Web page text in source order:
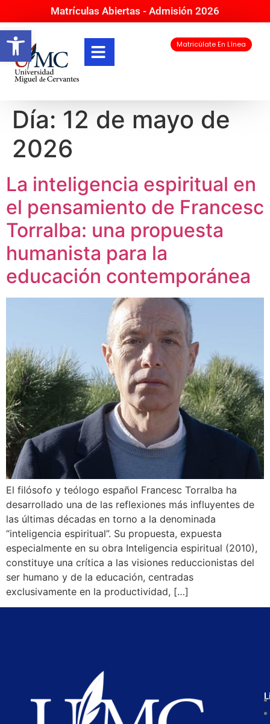
Abrir barra de herramientas
Matrículas Abiertas - Admisión 2026
Matricúlate En Línea
Día: 12 de mayo de
2026
La inteligencia espiritual en
el pensamiento de Francesc
Torralba: una propuesta
humanista para la
educación contemporánea
El filósofo y teólogo español Francesc Torralba ha
desarrollado una de las reflexiones más influyentes de
las últimas décadas en torno a la denominada
“inteligencia espiritual”. Su propuesta, expuesta
especialmente en su obra Inteligencia espiritual (2010),
constituye una crítica a las visiones reduccionistas del
ser humano y de la educación, centradas
exclusivamente en la productividad, […]